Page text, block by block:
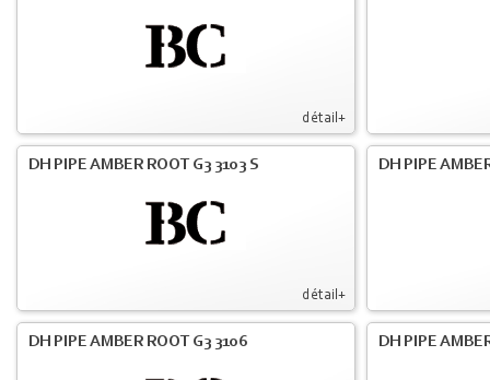
détail+
détail+
DH PIPE AMBER ROOT G3 3103 S DH PIPE
DH PIPE AMBER ROOT G3 3106 DH PIPE